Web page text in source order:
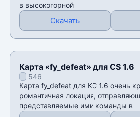
в высокогорной
Скачать
Карта «fy_defeat» для CS 1.6
546
Карта fy_defeat для КС 1.6 очень
романтичная локация,
представляемые ими команды в